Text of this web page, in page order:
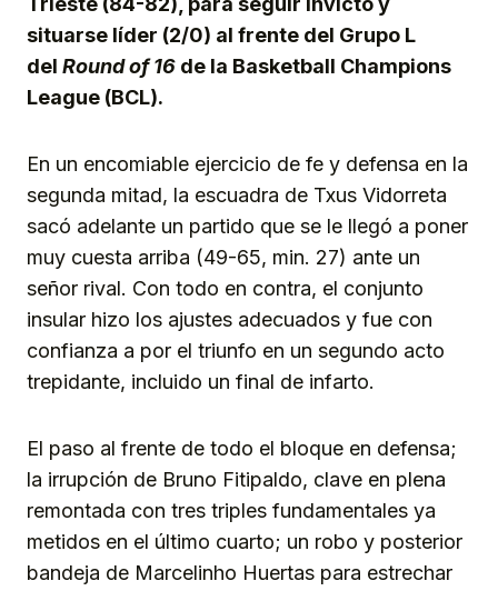
situarse líder (2/0) al frente del Grupo L
del Round of 16 de la Basketball Champions
League (BCL).
En un encomiable ejercicio de fe y defensa en la
segunda mitad, la escuadra de Txus Vidorreta
sacó adelante un partido que se le llegó a poner
muy cuesta arriba (49-65, min. 27) ante un
señor rival. Con todo en contra, el conjunto
insular hizo los ajustes adecuados y fue con
confianza a por el triunfo en un segundo acto
trepidante, incluido un final de infarto.
El paso al frente de todo el bloque en defensa;
la irrupción de Bruno Fitipaldo, clave en plena
remontada con tres triples fundamentales ya
metidos en el último cuarto; un robo y posterior
bandeja de Marcelinho Huertas para estrechar